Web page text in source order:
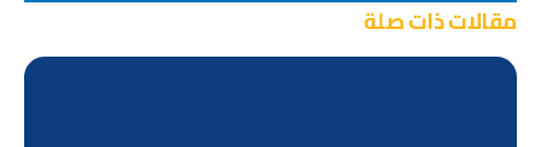
مقالات ذات صلة